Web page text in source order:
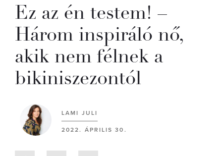
Ez az én testem! –
Három inspiráló nő,
akik nem félnek a
bikiniszezontól
LAMI JULI
2022. ÁPRILIS 30.